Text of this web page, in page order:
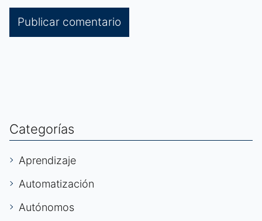
Categorías
Aprendizaje
Automatización
Autónomos